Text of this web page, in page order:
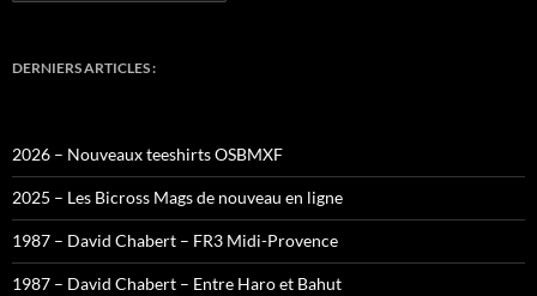
DERNIERS ARTICLES :
2026 – Nouveaux teeshirts OSBMXF
2025 – Les Bicross Mags de nouveau en ligne
1987 – David Chabert – FR3 Midi-Provence
1987 – David Chabert – Entre Haro et Bahut